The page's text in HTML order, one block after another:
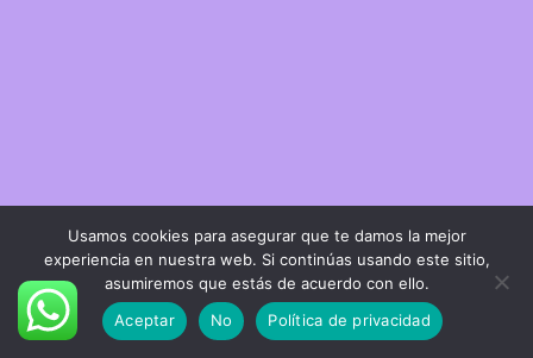
Usamos cookies para asegurar que te damos la mejor
experiencia en nuestra web. Si continúas usando este sitio,
asumiremos que estás de acuerdo con ello.
Aceptar
No Política de privacidad